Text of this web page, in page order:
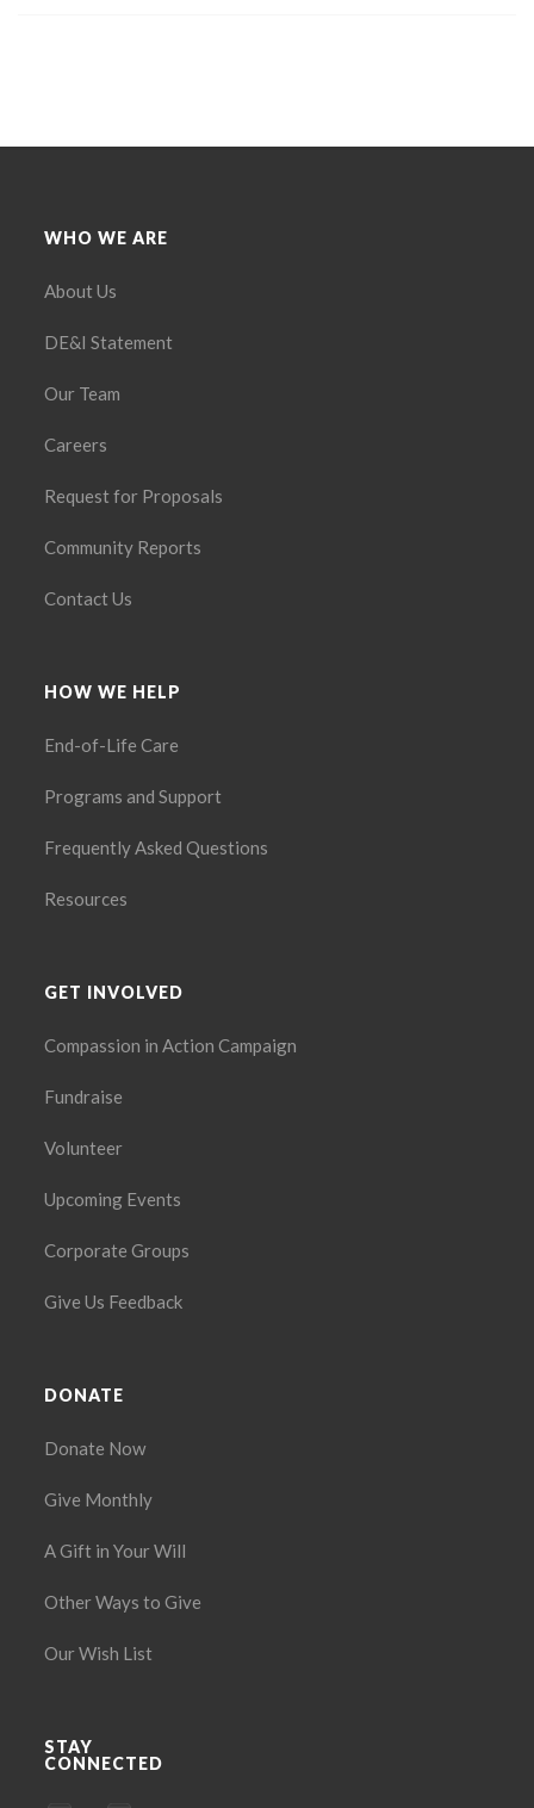
WHO WE ARE
About Us
DE&I Statement
Our Team
Careers
Request for Proposals
Community Reports
Contact Us
HOW WE HELP
End-of-Life Care
Programs and Support
Frequently Asked Questions
Resources
GET INVOLVED
Compassion in Action Campaign
Fundraise
Volunteer
Upcoming Events
Corporate Groups
Give Us Feedback
DONATE
Donate Now
Give Monthly
A Gift in Your Will
Other Ways to Give
Our Wish List
STAY
CONNECTED